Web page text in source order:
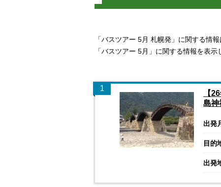
「バスツアー 5月 札幌発」に関する情
「バスツアー 5月」に関する情報を表示
1
【
島神
出発
目的
出発